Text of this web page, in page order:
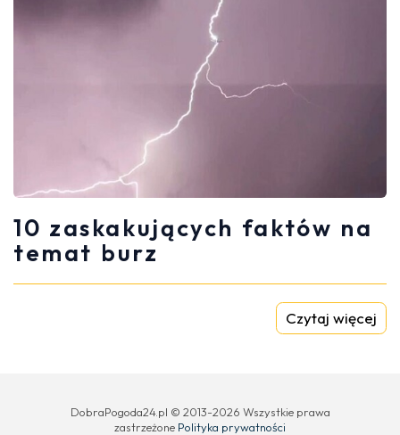
10 zaskakujących faktów na
temat burz
Czytaj więcej
DobraPogoda24.pl © 2013-2026 Wszystkie prawa
zastrzeżone Polityka prywatności